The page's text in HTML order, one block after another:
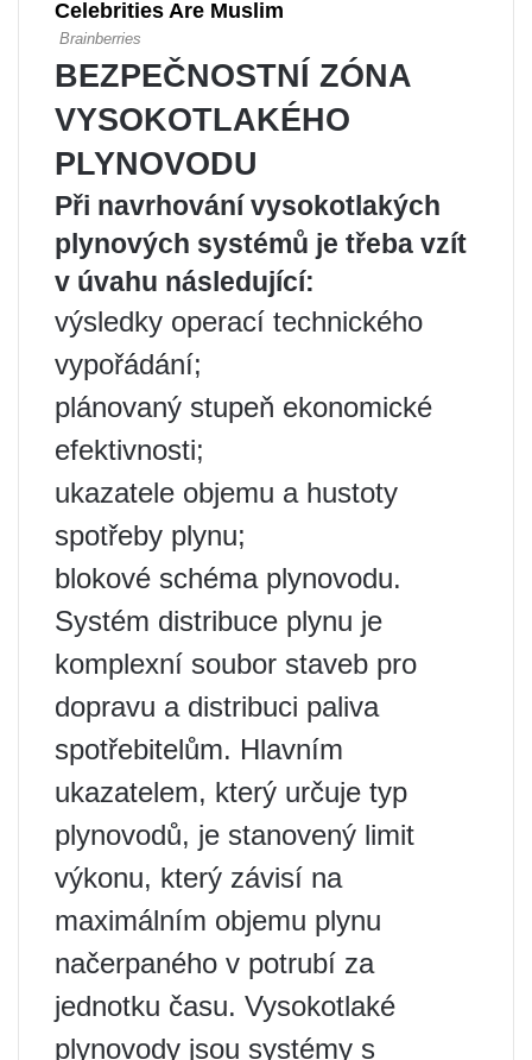
BEZPEČNOSTNÍ ZÓNA
VYSOKOTLAKÉHO
PLYNOVODU
Při navrhování vysokotlakých
plynových systémů je třeba vzít
v úvahu následující:
výsledky operací technického
vypořádání;
plánovaný stupeň ekonomické
efektivnosti;
ukazatele objemu a hustoty
spotřeby plynu;
blokové schéma plynovodu.
Systém distribuce plynu je
komplexní soubor staveb pro
dopravu a distribuci paliva
spotřebitelům. Hlavním
ukazatelem, který určuje typ
plynovodů, je stanovený limit
výkonu, který závisí na
maximálním objemu plynu
načerpaného v potrubí za
jednotku času. Vysokotlaké
plynovody jsou systémy s